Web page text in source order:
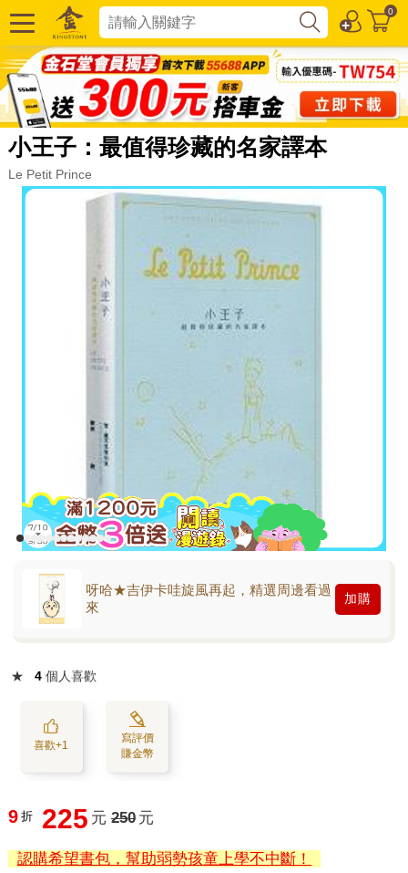
0
小王子：最值得珍藏的名家譯本
Le Petit Prince
呀哈★吉伊卡哇旋風再起，精選周邊看過
來
加購
★ 4 個人喜歡
喜歡+1
寫評價
賺金幣
9 折 225 元 250 元
認購希望書包，幫助弱勢孩童上學不中斷！